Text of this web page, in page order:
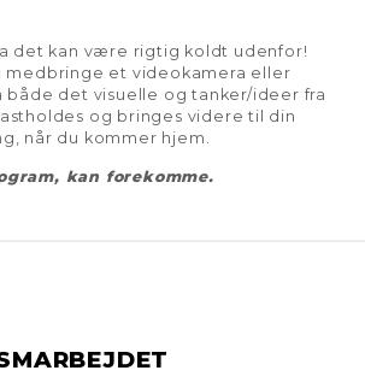
det kan være rigtig koldt udenfor!
medbringe et videokamera eller
både det visuelle og tanker/ideer fra
og bringes videre til din
når du kommer hjem.
kan forekomme.